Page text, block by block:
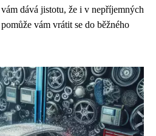
dává jistotu, že i v nepříjemných
vám vrátit se do běžného